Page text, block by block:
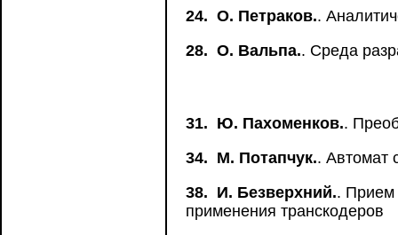
24. О. Петраков..
28. О. Вальпа.. Среда
31. Ю. Пахоменков..
34. М. Потапчук.. Автомат
38. И. Безверхний.. Прием
применения транскодеров